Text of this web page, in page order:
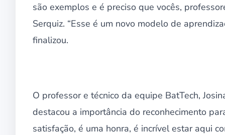
são exemplos e é preciso que vocês,
Serquiz. “Esse é um novo modelo de
finalizou.
O professor e técnico da equipe BatTech,
destacou a importância do reconhecimento
satisfação, é uma honra, é incrível estar aqui